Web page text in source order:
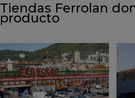
Tiendas Ferrolan
producto